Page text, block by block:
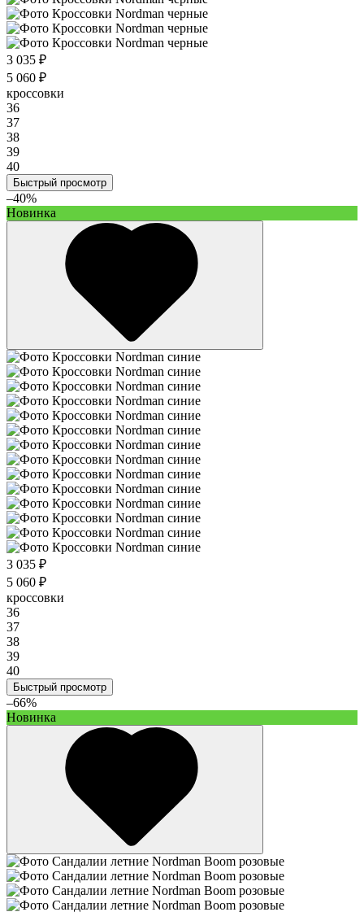
3 035 ₽
5 060 ₽
кроссовки
36
37
38
39
40
Быстрый просмотр
–40%
Новинка
3 035 ₽
5 060 ₽
кроссовки
36
37
38
39
40
Быстрый просмотр
–66%
Новинка